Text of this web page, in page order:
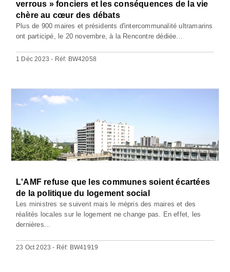
verrous » fonciers et les conséquences de la vie
chère au cœur des débats
Plus de 900 maires et présidents d'intercommunalité ultramarins
ont participé, le 20 novembre, à la Rencontre dédiée...
1 Déc 2023 - Réf: BW42058
L'AMF refuse que les communes soient écartées
de la politique du logement social
Les ministres se suivent mais le mépris des maires et des
réalités locales sur le logement ne change pas. En effet, les
dernières...
23 Oct 2023 - Réf: BW41919